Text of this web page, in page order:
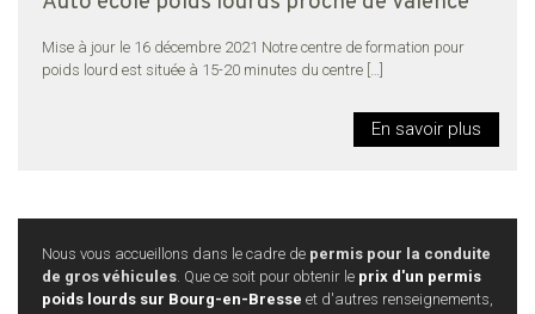
Mise à jour le 16 décembre 2021 Notre centre de formation pour
poids lourd est située à 15-20 minutes du centre
En savoir plus
Nous vous accueillons dans le cadre de permis pour la conduite
de gros véhicules . Que ce soit pour obtenir le prix d'un permis
poids lourds sur Bourg-en-Bresse et d'autres renseignements,